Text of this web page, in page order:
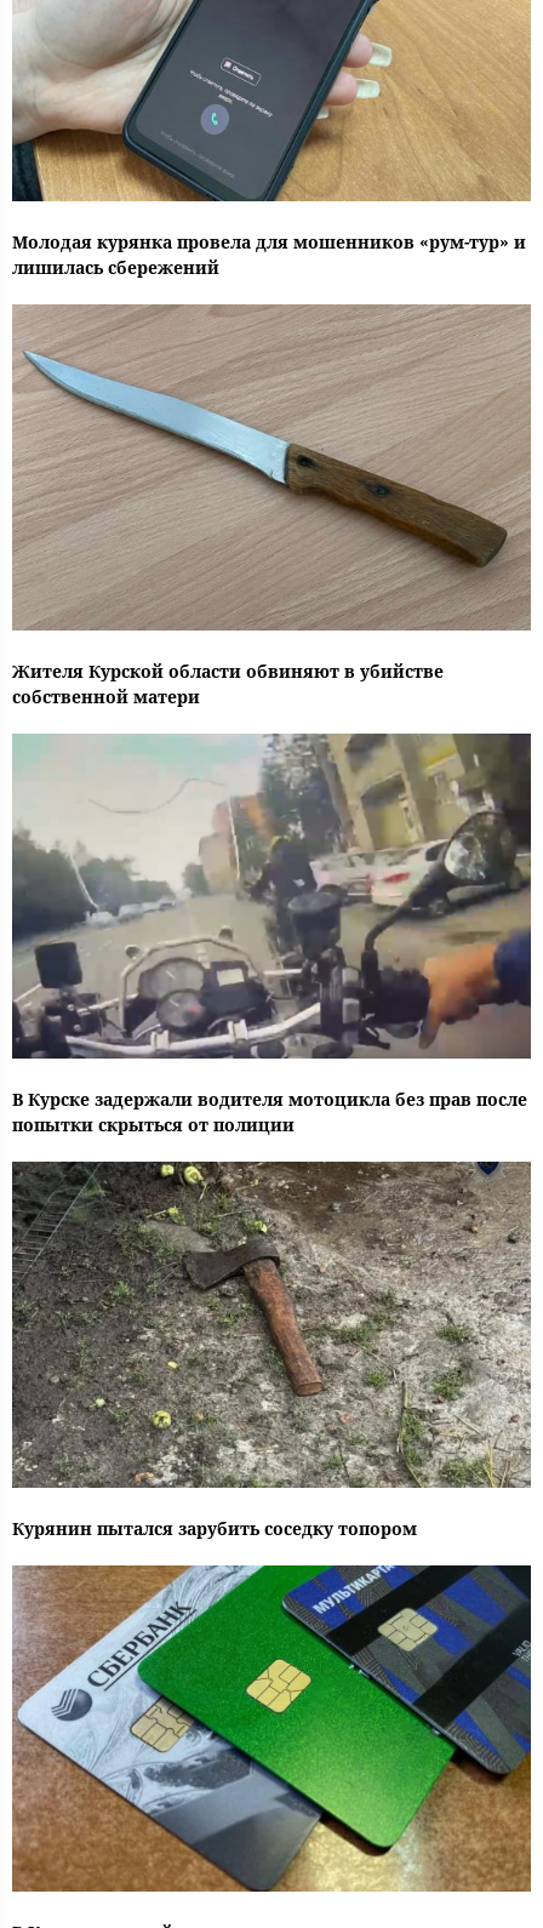
Молодая курянка провела для мошенников «рум-тур» и
лишилась сбережений
Жителя Курской области обвиняют в убийстве
собственной матери
В Курске задержали водителя мотоцикла без прав после
попытки скрыться от полиции
Курянин пытался зарубить соседку топором